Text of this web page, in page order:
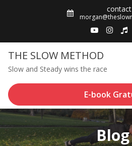
contact
THE SLOW METHOD
Slow and Steady wins the race
E-book
Blog